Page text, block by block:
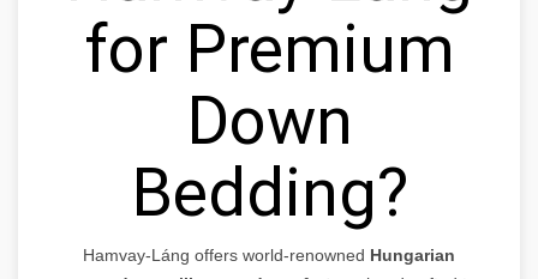
for Premium
Down
Bedding?
Hamvay-Láng offers world-renowned Hungarian